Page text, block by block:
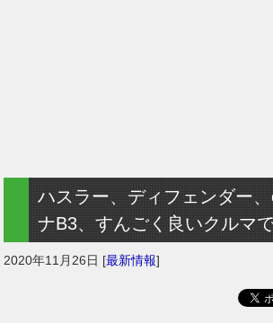
ハスラー、ディフェンダー
ナB3、すんごく良いクルマ
2020年11月26日 [最新情報]